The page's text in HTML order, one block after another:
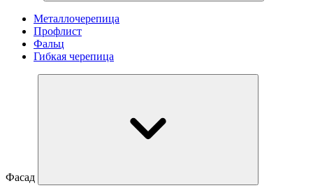
Металлочерепица
Профлист
Фальц
Гибкая черепица
Фасад